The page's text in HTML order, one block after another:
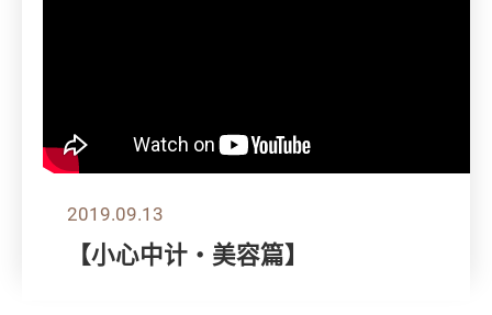
2019.09.13
【小心中计‧美容篇】